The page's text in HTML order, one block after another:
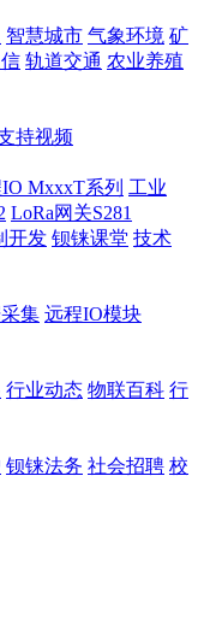
智慧城市 气象环境 矿
轨道交通 农业养殖
持视频
MxxxT系列 工业
LoRa网关S281
开发 钡铼课堂 技术
集 远程IO模块
行业动态 物联百科 行
钡铼法务 社会招聘 校